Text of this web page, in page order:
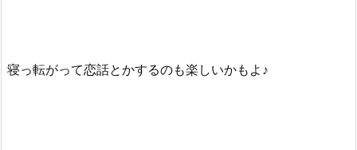
寝っ転がって恋話とかするのも楽しいかもよ♪